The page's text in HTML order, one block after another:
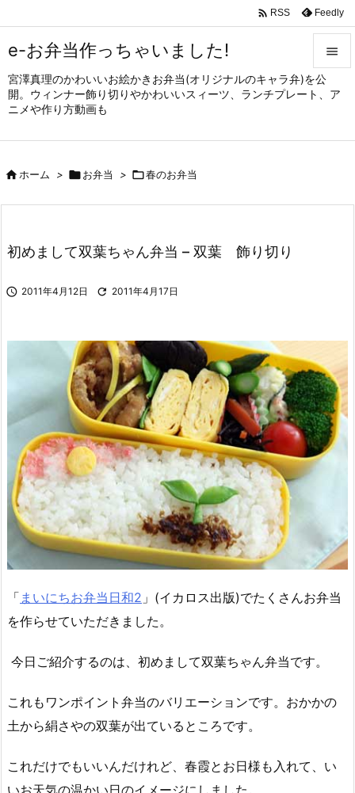
e-お弁当作っちゃいました!
宮澤真理のかわいいお絵かきお弁当(オリジナルのキャラ弁)を公
開。ウィンナー飾り切りやかわいいスィーツ、ランチプレート、ア
ニメや作り方動画も


メニュ
サイド

 RSS Feedly
ホーム > お弁当 > 春のお弁当
初めまして双葉ちゃん弁当 – 双葉 飾り切り
 2011年4月12日  2011年4月17日
「 まいにちお弁当日和2 」(イカロス出版)でたくさんお弁当
を作らせていただきました。
今日ご紹介するのは、初めまして双葉ちゃん弁当です。
これもワンポイント弁当のバリエーションです。おかかの
土から絹さやの双葉が出ているところです。
これだけでもいいんだけれど、春霞とお日様も入れて、い
いお天気の温かい日のイメージにしました。